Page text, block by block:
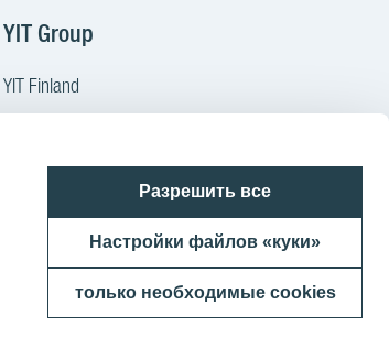
Разрешить все
Настройки файлов «куки»
только необходимые cookies
YIT Group
YIT Finland
YIT Latvia
YIT Slovakia